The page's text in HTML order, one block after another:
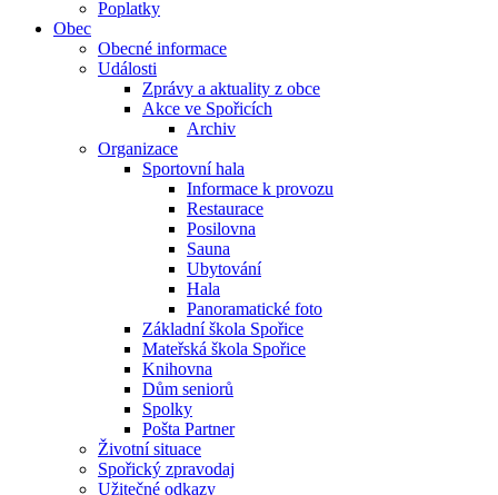
Poplatky
Obec
Obecné informace
Události
Zprávy a aktuality z obce
Akce ve Spořicích
Archiv
Organizace
Sportovní hala
Informace k provozu
Restaurace
Posilovna
Sauna
Ubytování
Hala
Panoramatické foto
Základní škola Spořice
Mateřská škola Spořice
Knihovna
Dům seniorů
Spolky
Pošta Partner
Životní situace
Spořický zpravodaj
Užitečné odkazy